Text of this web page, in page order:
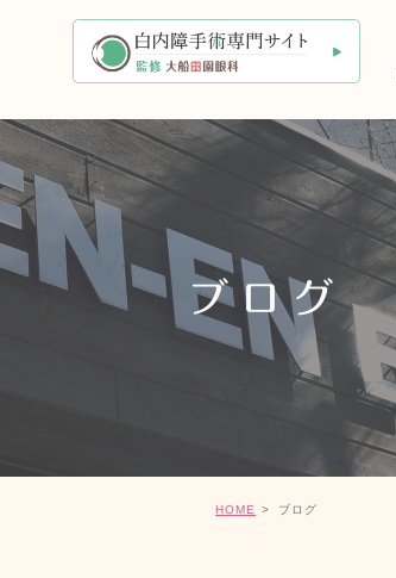
ブログ
HOME ブログ